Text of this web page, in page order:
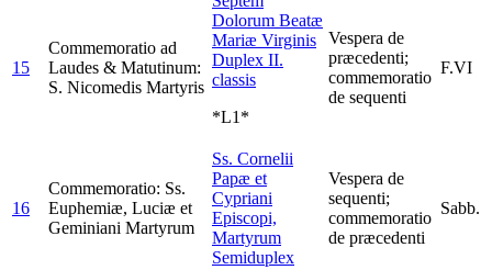
15
Commemoratio ad
Laudes & Matutinum:
S. Nicomedis Martyris
Dolorum Beatæ
Mariæ Virginis
Duplex II.
classis
*L1*
Vespera de
præcedenti;
commemoratio
de sequenti
F.VI
16
Commemoratio: Ss.
Euphemiæ, Luciæ et
Geminiani Martyrum
Ss. Cornelii
Papæ et
Cypriani
Episcopi,
Martyrum
Semiduplex
Vespera de
sequenti;
commemoratio
de præcedenti
Sabb.